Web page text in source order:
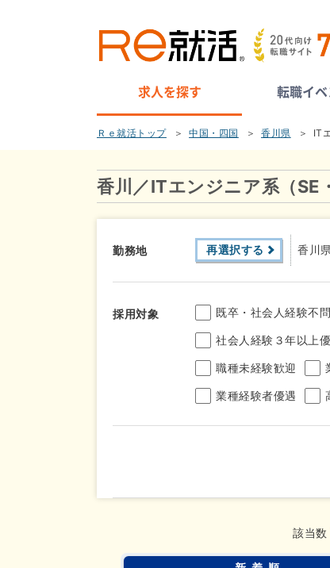
求人を探す 転職イ
Ｒｅ就活トップ 中国・四国 香川県 IT
香川／ITエンジニア系（SE
勤務地 再選択する 香川県
採用対象 既卒・社会人経験不問
社会人経験３年以上
職種未経験歓迎
業種経験者優遇
完全週休2日制
土日面接OK 書
該当数